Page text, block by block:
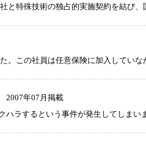
と特殊技術の独占的実施契約を結び、
。この社員は任意保険に加入していな
2007年07月掲載
ラするという事件が発生してしまい